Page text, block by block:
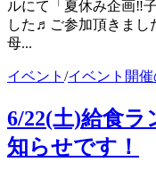
ルにて「夏休み企画‼
した♬ご参加頂きまし
母...
イベント /イベント開
6/22(土)給食
知らせです！